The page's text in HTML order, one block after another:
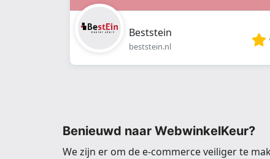
Beststein
beststein.nl
Benieuwd naar WebwinkelKeur?
We zijn er om de e-commerce veiliger te